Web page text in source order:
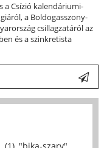
a Csízió kalendáriumi-
a Boldogasszony-
csillagzatáról az
és a szinkretista